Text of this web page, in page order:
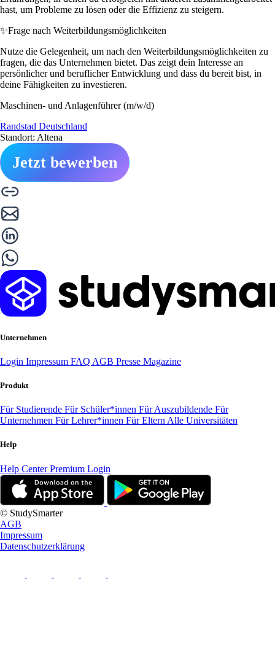
hast, um Probleme zu lösen oder die Effizienz zu steigern.
✨Frage nach Weiterbildungsmöglichkeiten
Nutze die Gelegenheit, um nach den Weiterbildungsmöglichkeiten zu
fragen, die das Unternehmen bietet. Das zeigt dein Interesse an
persönlicher und beruflicher Entwicklung und dass du bereit bist, in
deine Fähigkeiten zu investieren.
Maschinen- und Anlagenführer (m/w/d)
Randstad Deutschland
Standort: Altena
Jetzt bewerben
Unternehmen
Login Impressum FAQ AGB Presse Magazine
Produkt
Für Studierende Für Schüler*innen Für Auszubildende Für
Unternehmen Für Lehrer*innen Für Eltern Alle Universitäten
Help
Help CenterPremium Login
© StudySmarter
AGB
Impressum
Datenschutzerklärung